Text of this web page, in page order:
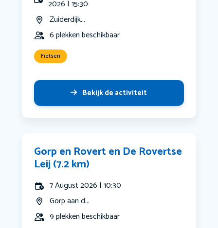
2026 | 15:30
Zuiderdijk...
6 plekken beschikbaar
Fietsen
Bekijk de activiteit
Gorp en Rovert en De Rovertse
Leij (7.2 km)
7 August 2026 | 10:30
Gorp aan d...
9 plekken beschikbaar